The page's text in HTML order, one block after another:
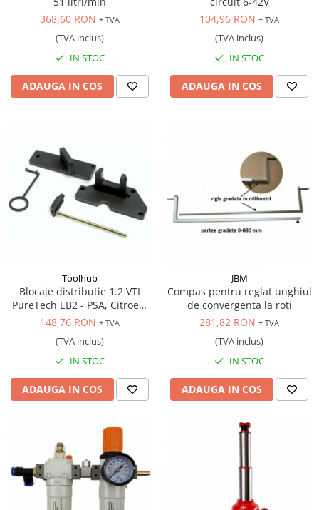
368,60 RON + TVA
(TVA inclus)
IN STOC
ADAUGA IN COS
104,96 RON + TVA
(TVA inclus)
IN STOC
ADAUGA IN COS
Toolhub
Blocaje distributie 1.2 VTI
PureTech EB2 - PSA, Citroen,
Peugeot, DS, Opel
148,76 RON + TVA
(TVA inclus)
IN STOC
ADAUGA IN COS
JBM
Compas pentru reglat unghiul
de convergenta la roti
281,82 RON + TVA
(TVA inclus)
IN STOC
ADAUGA IN COS